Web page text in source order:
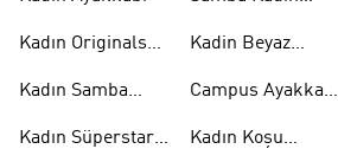
Kadın Originals
Kadın Samba
Kadın Süperstar
Kadin Beyaz
Campus Ayakkabı
Kadın Koşu